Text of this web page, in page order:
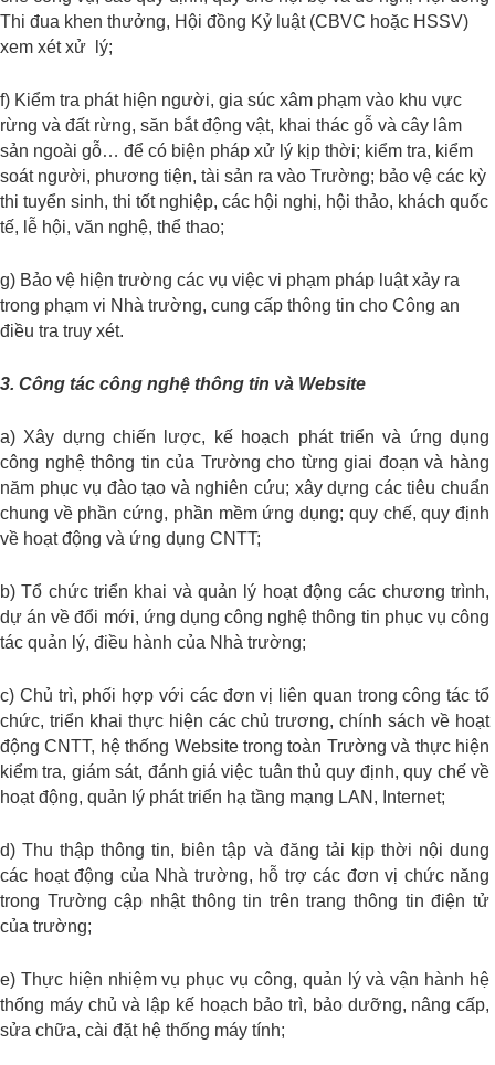
Thi đua khen thưởng, Hội đồng Kỷ luật (CBVC hoặc HSSV)
xem xét xử lý;
f) Kiểm tra phát hiện người, gia súc xâm phạm vào khu vực
rừng và đất rừng, săn bắt động vật, khai thác gỗ và cây lâm
sản ngoài gỗ… để có biện pháp xử lý kịp thời; kiểm tra, kiểm
soát người, phương tiện, tài sản ra vào Trường; bảo vệ các kỳ
thi tuyển sinh, thi tốt nghiệp, các hội nghị, hội thảo, khách quốc
tế, lễ hội, văn nghệ, thể thao;
g) Bảo vệ hiện trường các vụ việc vi phạm pháp luật xảy ra
trong phạm vi Nhà trường, cung cấp thông tin cho Công an
điều tra truy xét.
3. Công tác công nghệ thông tin và Website
a) Xây dựng chiến lược, kế hoạch phát triển và ứng dụng
công nghệ thông tin của Trường cho từng giai đoạn và hàng
năm phục vụ đào tạo và nghiên cứu; xây dựng các tiêu chuẩn
chung về phần cứng, phần mềm ứng dụng; quy chế, quy định
về hoạt động và ứng dụng CNTT;
b) Tổ chức triển khai và quản lý hoạt động các chương trình,
dự án về đổi mới, ứng dụng công nghệ thông tin phục vụ công
tác quản lý, điều hành của Nhà trường;
c) Chủ trì, phối hợp với các đơn vị liên quan trong công tác tổ
chức, triển khai thực hiện các chủ trương, chính sách về hoạt
động CNTT, hệ thống Website trong toàn Trường và thực hiện
kiểm tra, giám sát, đánh giá việc tuân thủ quy định, quy chế về
hoạt động, quản lý phát triển hạ tầng mạng LAN, Internet;
d) Thu thập thông tin, biên tập và đăng tải kịp thời nội dung
các hoạt động của Nhà trường, hỗ trợ các đơn vị chức năng
trong Trường cập nhật thông tin trên trang thông tin điện tử
của trường;
e) Thực hiện nhiệm vụ phục vụ công, quản lý và vận hành hệ
thống máy chủ và lập kế hoạch bảo trì, bảo dưỡng, nâng cấp,
sửa chữa, cài đặt hệ thống máy tính;